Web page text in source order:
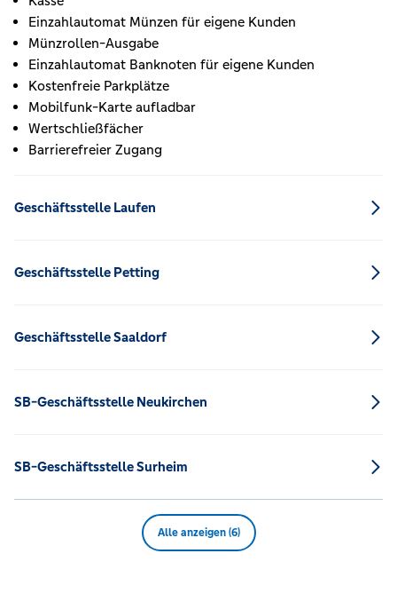
Einzahlautomat Münzen für eigene Kunden
Münzrollen-Ausgabe
Einzahlautomat Banknoten für eigene Kunden
Kostenfreie Parkplätze
Mobilfunk-Karte aufladbar
Wertschließfächer
Barrierefreier Zugang
Geschäftsstelle Laufen
Geschäftsstelle Petting
Geschäftsstelle Saaldorf
SB-Geschäftsstelle Neukirchen
SB-Geschäftsstelle Surheim
Alle anzeigen (6)